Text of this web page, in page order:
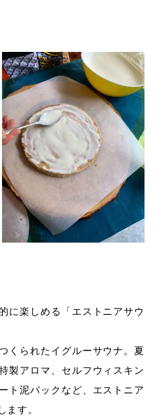
に楽しめる「エストニアサウ
くられたイグルーサウナ。夏
製アロマ、セルフウィスキン
ト泥パックなど、エストニア
ます。